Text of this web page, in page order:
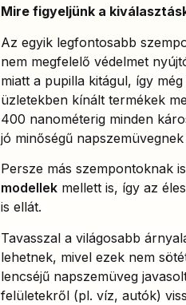
Mire figyeljünk a
Az egyik legfontosabb
nem megfelelő védelmet
miatt a pupilla kitágul, így
üzletekben kínált termékek
400 nanométerig minden
jó minőségű
Persze más szempontoknak
modellek mellett is, így az
is ellát.
Tavasszal a világosabb
lehetnek, mivel ezek nem
lencséjű napszemüveg
felületekről (pl. víz, autók)